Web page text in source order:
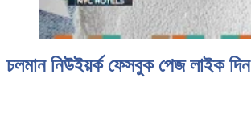
চলমান নিউইয়র্ক ফেসবুক পেজ লাইক দিন